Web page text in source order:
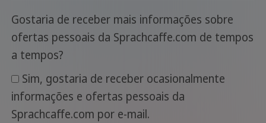
Gostaria de receber mais informações sobre
ofertas pessoais da Sprachcaffe.com de tempos
a tempos?
informações e ofertas pessoais da
Sprachcaffe.com por e-mail.